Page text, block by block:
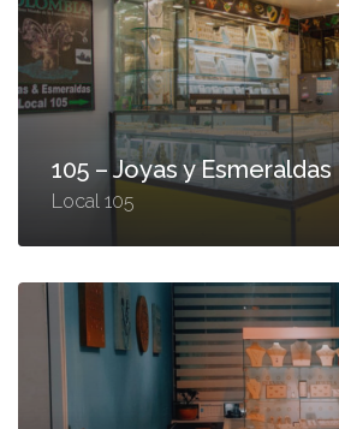
105 – Joyas y Esmeraldas
Local 105